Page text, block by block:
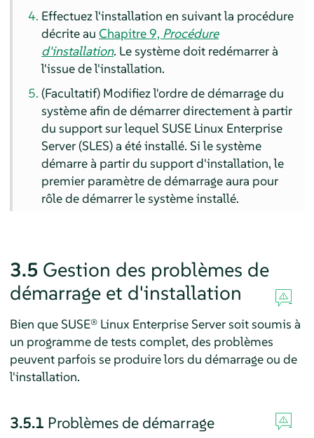
Effectuez l'installation en suivant la procédure
décrite auChapitre 9, Procédure
d'installation. Le système doit redémarrer à
l'issue de l'installation.
(Facultatif) Modifiez l'ordre de démarrage du
système afin de démarrer directement à partir
du support sur lequel SUSE Linux Enterprise
Server (SLES)a été installé. Si le système
démarre à partir du support d'installation, le
premier paramètre de démarrage aura pour
rôle de démarrer le système installé.
3.5 Gestion des problèmes de
démarrage et d'installation
Bien que SUSE® Linux Enterprise Serversoit soumis à
un programme de tests complet, des problèmes
peuvent parfois se produire lors du démarrage ou de
l'installation.
3.5.1 Problèmes de démarrage